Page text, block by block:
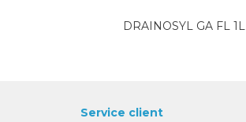
DRAINOSYL GA FL 1L
Service client